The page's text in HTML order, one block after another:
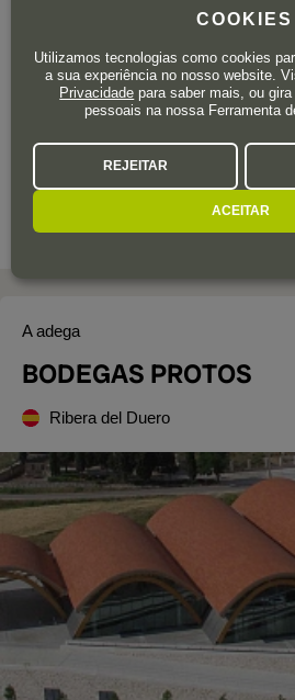
47,20 € IVA incluído
Garrafa 75 cl.| 62,93 € / Litro
A adega
BODEGAS PROTOS
Ribera del Duero
COOKIES
Utilizamos tecnologias como cookies
a sua experiência no nosso website.
Privacidade para saber mais, ou
pessoais na nossa Ferramenta
REJEITAR
ACEITAR